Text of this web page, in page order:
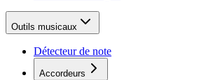
Outils musicaux
Détecteur de note
Accordeurs